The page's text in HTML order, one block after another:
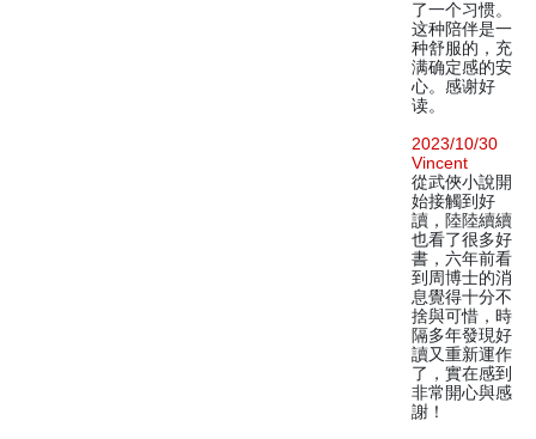
了一个习惯。
这种陪伴是一
种舒服的，充
满确定感的安
心。感谢好
读。
2023/10/30
Vincent
從武俠小說開
始接觸到好
讀，陸陸續續
也看了很多好
書，六年前看
到周博士的消
息覺得十分不
捨與可惜，時
隔多年發現好
讀又重新運作
了，實在感到
非常開心與感
謝！